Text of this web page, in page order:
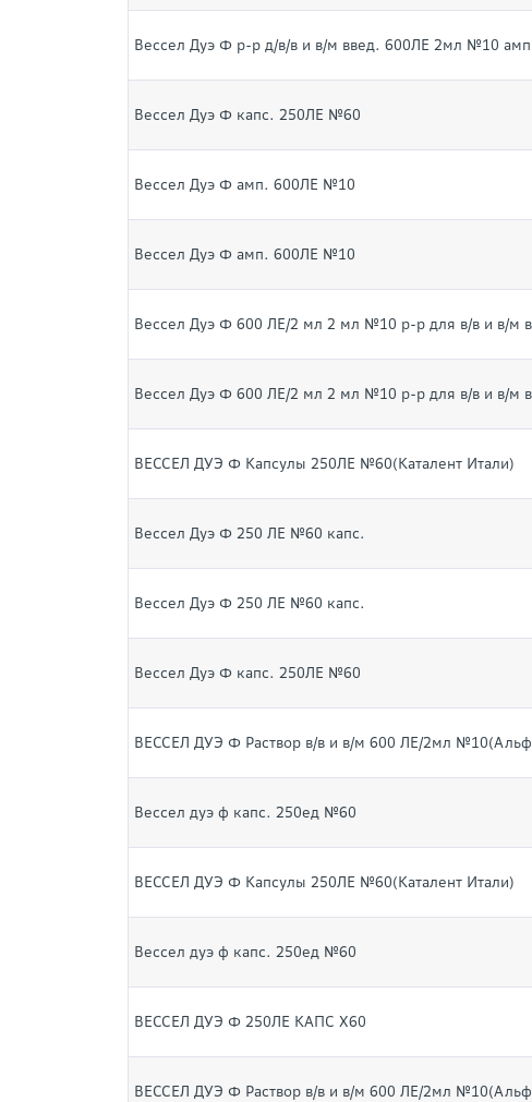
Вессел Дуэ Ф р-р д/в/в и в/м введ. 600ЛЕ 2мл №10
Вессел Дуэ Ф капс. 250ЛЕ №60
Вессел Дуэ Ф амп. 600ЛЕ №10
Вессел Дуэ Ф амп. 600ЛЕ №10
Вессел Дуэ Ф 600 ЛЕ/2 мл 2 мл №10 р-р для в/в и в/м
Вессел Дуэ Ф 600 ЛЕ/2 мл 2 мл №10 р-р для в/в и в/м
ВЕССЕЛ ДУЭ Ф Капсулы 250ЛЕ №60(Каталент Итали)
Вессел Дуэ Ф 250 ЛЕ №60 капс.
Вессел Дуэ Ф 250 ЛЕ №60 капс.
Вессел Дуэ Ф капс. 250ЛЕ №60
ВЕССЕЛ ДУЭ Ф Раствор в/в и в/м 600 ЛЕ/2мл
Вессел дуэ ф капс. 250ед №60
ВЕССЕЛ ДУЭ Ф Капсулы 250ЛЕ №60(Каталент Итали)
Вессел дуэ ф капс. 250ед №60
ВЕССЕЛ ДУЭ Ф 250ЛЕ КАПС Х60
ВЕССЕЛ ДУЭ Ф Раствор в/в и в/м 600 ЛЕ/2мл